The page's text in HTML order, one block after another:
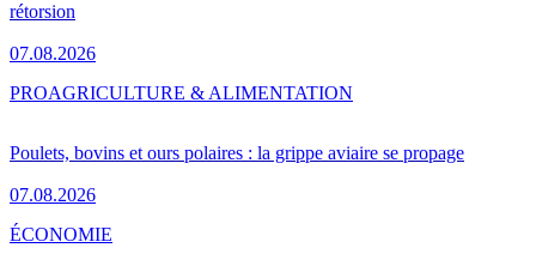
rétorsion
07.08.2026
Poulets, bovins et ours polaires : la grippe aviaire se propage
07.08.2026
PROAGRICULTURE & ALIMENTATION
ÉCONOMIE